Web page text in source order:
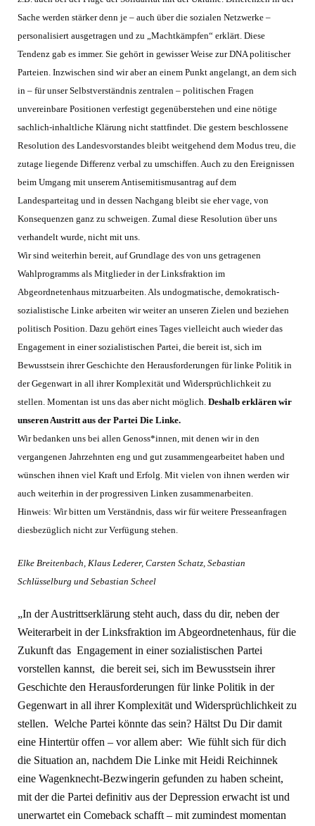
Sache werden stärker denn je – auch über die sozialen Netzwerke –
personalisiert ausgetragen und zu „Machtkämpfen“ erklärt. Diese
Tendenz gab es immer. Sie gehört in gewisser Weise zur DNA politischer
Parteien. Inzwischen sind wir aber an einem Punkt angelangt, an dem sich
in – für unser Selbstverständnis zentralen – politischen Fragen
unvereinbare Positionen verfestigt gegenüberstehen und eine nötige
sachlich-inhaltliche Klärung nicht stattfindet. Die gestern beschlossene
Resolution des Landesvorstandes bleibt weitgehend dem Modus treu, die
zutage liegende Differenz verbal zu umschiffen. Auch zu den Ereignissen
beim Umgang mit unserem Antisemitismusantrag auf dem
Landesparteitag und in dessen Nachgang bleibt sie eher vage, von
Konsequenzen ganz zu schweigen. Zumal diese Resolution über uns
verhandelt wurde, nicht mit uns.
Wir sind weiterhin bereit, auf Grundlage des von uns getragenen
Wahlprogramms als Mitglieder in der Linksfraktion im
Abgeordnetenhaus mitzuarbeiten. Als undogmatische, demokratisch-
sozialistische Linke arbeiten wir weiter an unseren Zielen und beziehen
politisch Position. Dazu gehört eines Tages vielleicht auch wieder das
Engagement in einer sozialistischen Partei, die bereit ist, sich im
Bewusstsein ihrer Geschichte den Herausforderungen für linke Politik in
der Gegenwart in all ihrer Komplexität und Widersprüchlichkeit zu
stellen. Momentan ist uns das aber nicht möglich.Deshalb erklären wir
unseren Austritt aus der Partei Die Linke.
Wir bedanken uns bei allen Genoss*innen, mit denen wir in den
vergangenen Jahrzehnten eng und gut zusammengearbeitet haben und
wünschen ihnen viel Kraft und Erfolg. Mit vielen von ihnen werden wir
auch weiterhin in der progressiven Linken zusammenarbeiten.
Hinweis: Wir bitten um Verständnis, dass wir für weitere Presseanfragen
diesbezüglich nicht zur Verfügung stehen.
Elke Breitenbach, Klaus Lederer, Carsten Schatz, Sebastian
Schlüsselburg und Sebastian Scheel
„In der Austrittserklärung steht auch, dass du dir, neben der
Weiterarbeit in der Linksfraktion im Abgeordnetenhaus, für die
Zukunft das Engagement in einer sozialistischen Partei
vorstellen kannst, die bereit sei, sich im Bewusstsein ihrer
Geschichte den Herausforderungen für linke Politik in der
Gegenwart in all ihrer Komplexität und Widersprüchlichkeit zu
stellen. Welche Partei könnte das sein? Hältst Du Dir damit
eine Hintertür offen – vor allem aber: Wie fühlt sich für dich
die Situation an, nachdem Die Linke mit Heidi Reichinnek
eine Wagenknecht-Bezwingerin gefunden zu haben scheint,
mit der die Partei definitiv aus der Depression erwacht ist und
unerwartet ein Comeback schafft – mit zumindest momentan